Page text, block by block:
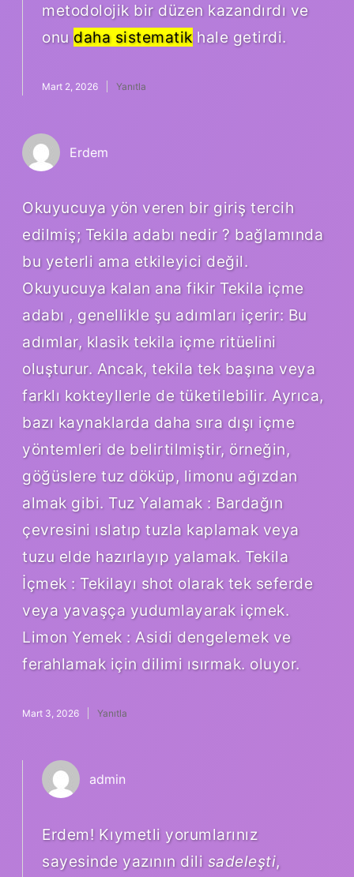
metodolojik bir düzen kazandırdı ve
onu daha sistematikhale getirdi.
Mart 2, 2026 Yanıtla
Erdem
Okuyucuya yön veren bir giriş tercih
edilmiş; Tekila adabı nedir ? bağlamında
bu yeterli ama etkileyici değil.
Okuyucuya kalan ana fikir Tekila içme
adabı , genellikle şu adımları içerir: Bu
adımlar, klasik tekila içme ritüelini
oluşturur. Ancak, tekila tek başına veya
farklı kokteyllerle de tüketilebilir. Ayrıca,
bazı kaynaklarda daha sıra dışı içme
yöntemleri de belirtilmiştir, örneğin,
göğüslere tuz döküp, limonu ağızdan
almak gibi. Tuz Yalamak : Bardağın
çevresini ıslatıp tuzla kaplamak veya
tuzu elde hazırlayıp yalamak. Tekila
İçmek : Tekilayı shot olarak tek seferde
veya yavaşça yudumlayarak içmek.
Limon Yemek : Asidi dengelemek ve
ferahlamak için dilimi ısırmak. oluyor.
Mart 3, 2026 Yanıtla
admin
Erdem! Kıymetli yorumlarınız
sayesinde yazının dili sadeleşti,